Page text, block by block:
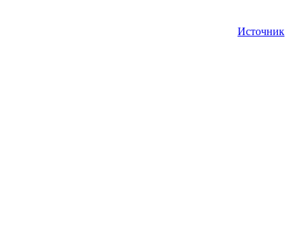
Источник